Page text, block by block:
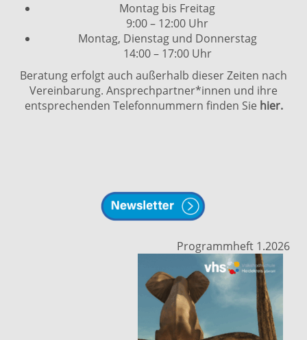
Montag bis Freitag
9:00 – 12:00 Uhr
Montag, Dienstag und Donnerstag
14:00 – 17:00 Uhr
Beratung erfolgt auch außerhalb dieser Zeiten nach
Vereinbarung. Ansprechpartner*innen und ihre
entsprechenden Telefonnummern finden Sie hier.
Programmheft 1.2026